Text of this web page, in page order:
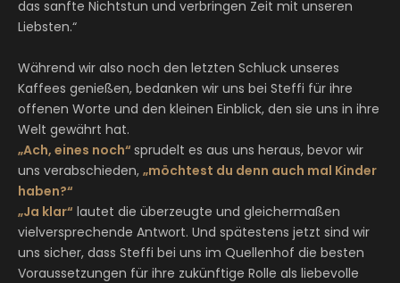
das sanfte Nichtstun und verbringen Zeit mit unseren
Liebsten.“
Während wir also noch den letzten Schluck unseres
Kaffees genießen, bedanken wir uns bei Steffi für ihre
offenen Worte und den kleinen Einblick, den sie uns in ihre
Welt gewährt hat.
„Ach, eines noch“ sprudelt es aus uns heraus, bevor wir
uns verabschieden, „möchtest du denn auch mal Kinder
haben?“
„Ja klar“ lautet die überzeugte und gleichermaßen
vielversprechende Antwort. Und spätestens jetzt sind wir
uns sicher, dass Steffi bei uns im Quellenhof die besten
Voraussetzungen für ihre zukünftige Rolle als liebevolle